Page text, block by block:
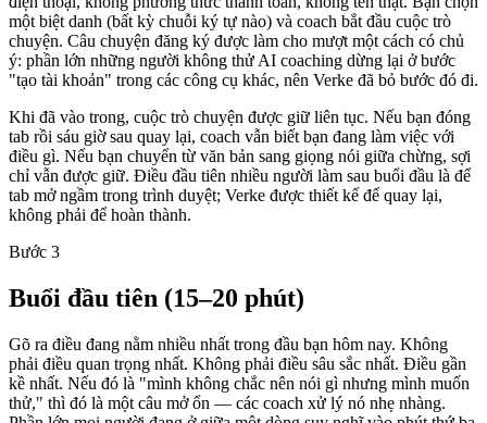
một biệt danh (bất kỳ chuỗi ký tự nào) và coach bắt đầu cuộc trò
chuyện. Câu chuyện đăng ký được làm cho mượt một cách có chủ
ý: phần lớn những người không thử AI coaching dừng lại ở bước
"tạo tài khoản" trong các công cụ khác, nên Verke đã bỏ bước đó đi.
Khi đã vào trong, cuộc trò chuyện được giữ liên tục. Nếu bạn đóng
tab rồi sáu giờ sau quay lại, coach vẫn biết bạn đang làm việc với
điều gì. Nếu bạn chuyển từ văn bản sang giọng nói giữa chừng, sợi
chỉ vẫn được giữ. Điều đầu tiên nhiều người làm sau buổi đầu là để
tab mở ngầm trong trình duyệt; Verke được thiết kế để quay lại,
không phải để hoàn thành.
Bước 3
Buổi đầu tiên (15–20 phút)
Gõ ra điều đang nằm nhiều nhất trong đầu bạn hôm nay. Không
phải điều quan trọng nhất. Không phải điều sâu sắc nhất. Điều gần
kề nhất. Nếu đó là "mình không chắc nên nói gì nhưng mình muốn
thử," thì đó là một câu mở ổn — các coach xử lý nó nhẹ nhàng.